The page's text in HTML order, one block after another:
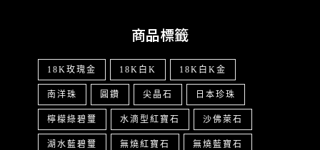
商品標籤
18K玫瑰金 18K白K 18K白K金
南洋珠 圓鑽 尖晶石 日本珍珠
檸檬綠碧璽 水滴型紅寶石 沙佛萊石
湖水藍碧璽 無燒紅寶石 無燒藍寶石